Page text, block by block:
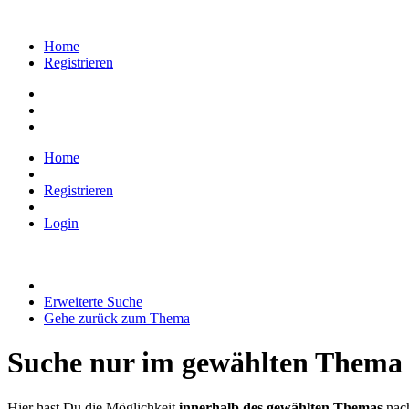
Home
Registrieren
Home
Registrieren
Login
Erweiterte Suche
Gehe zurück zum Thema
Suche nur im gewählten Thema